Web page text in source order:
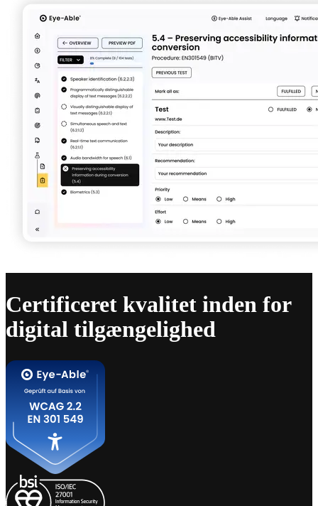
Certificeret kvalitet inden for
digital tilgængelighed